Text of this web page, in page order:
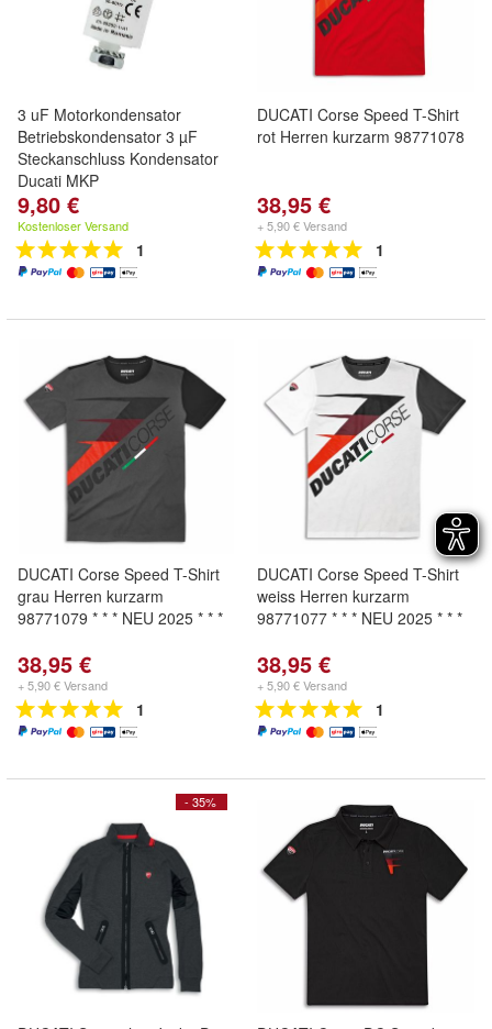
3 uF Motorkondensator
Betriebskondensator 3 µF
Steckanschluss Kondensator
Ducati MKP
9,80 €
Kostenloser Versand
1
DUCATI Corse Speed T-Shirt
rot Herren kurzarm 98771078
38,95 €
+ 5,90 € Versand
1
DUCATI Corse Speed T-Shirt
grau Herren kurzarm
98771079 * * * NEU 2025 * * *
38,95 €
+ 5,90 € Versand
1
DUCATI Corse Speed T-Shirt
weiss Herren kurzarm
98771077 * * * NEU 2025 * * *
38,95 €
+ 5,90 € Versand
1
- 35%